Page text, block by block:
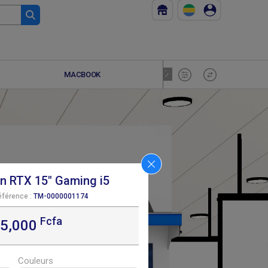
RTX 15" Gaming i5
: TM-0000001174
Fcfa
Couleurs
MACBOOK